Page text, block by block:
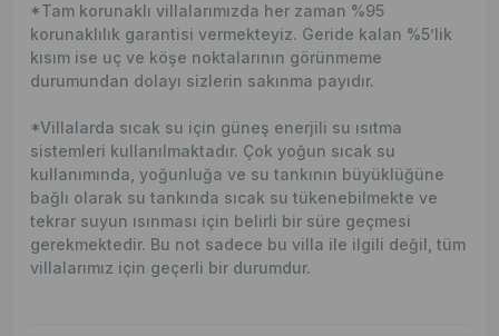
*Tam korunaklı villalarımızda her zaman %95
korunaklılık garantisi vermekteyiz. Geride kalan %5’lik
kısım ise uç ve köşe noktalarının görünmeme
durumundan dolayı sizlerin sakınma payıdır.
*Villalarda sıcak su için güneş enerjili su ısıtma
sistemleri kullanılmaktadır. Çok yoğun sıcak su
kullanımında, yoğunluğa ve su tankının büyüklüğüne
bağlı olarak su tankında sıcak su tükenebilmekte ve
tekrar suyun ısınması için belirli bir süre geçmesi
gerekmektedir. Bu not sadece bu villa ile ilgili değil, tüm
villalarımız için geçerli bir durumdur.